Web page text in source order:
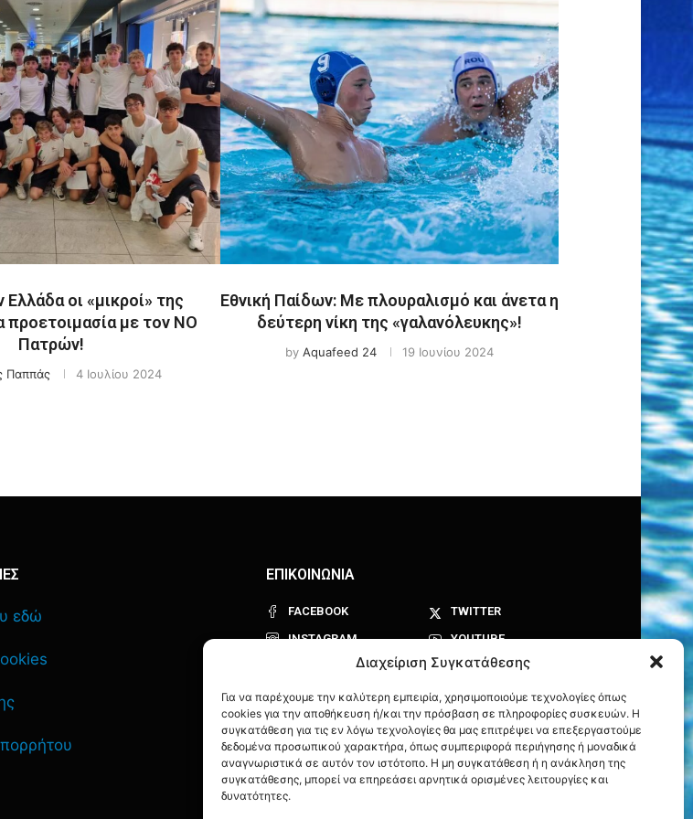
Διαχείριση Συγκατάθεσης
Για να παρέχουμε την καλύτερη εμπειρία, χρησιμοποιούμε τεχνολογίες όπως
cookies για την αποθήκευση ή/και την πρόσβαση σε πληροφορίες συσκευών. Η
συγκατάθεση για τις εν λόγω τεχνολογίες θα μας επιτρέψει να επεξεργαστούμε
δεδομένα προσωπικού χαρακτήρα, όπως συμπεριφορά περιήγησης ή μοναδικά
αναγνωριστικά σε αυτόν τον ιστότοπο. Η μη συγκατάθεση ή η ανάκληση της
συγκατάθεσης, μπορεί να επηρεάσει αρνητικά ορισμένες λειτουργίες και
δυνατότητες.
οι «μικροί» της
προετοιμασία με τον ΝΟ
Πατρών!
Παππάς 4 Ιουλίου 2024
Εθνική Παίδων: Με πλουραλισμό και άνετα η
δεύτερη νίκη της «γαλανόλευκης»!
by Aquafeed 24 19 Ιουνίου 2024
εδώ
ΕΠΙΚΟΙΝΩΝΙΑ
FACEBOOK
TWITTER
INSTAGRAM
YOUTUBE